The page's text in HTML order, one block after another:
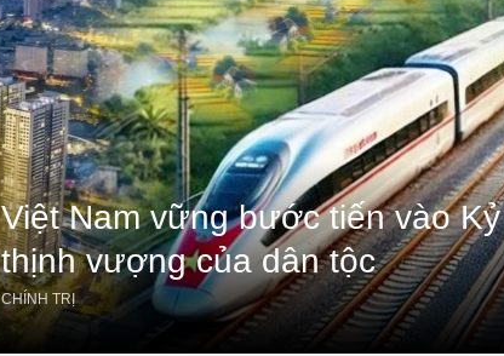
Việt Nam vững bước tiến vào
thịnh vượng của dân tộc
CHÍNH TRỊ